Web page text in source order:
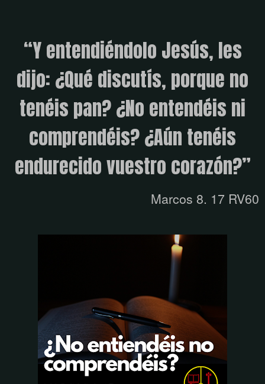
“Y entendiéndolo Jesús, les
dijo: ¿Qué discutís, porque no
tenéis pan?¿No entendéis ni
comprendéis? ¿Aún tenéis
endurecido vuestro corazón?”
Marcos 8. 17 RV60